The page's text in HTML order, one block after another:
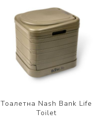
Тоалетна Nash Bank Life
Toilet